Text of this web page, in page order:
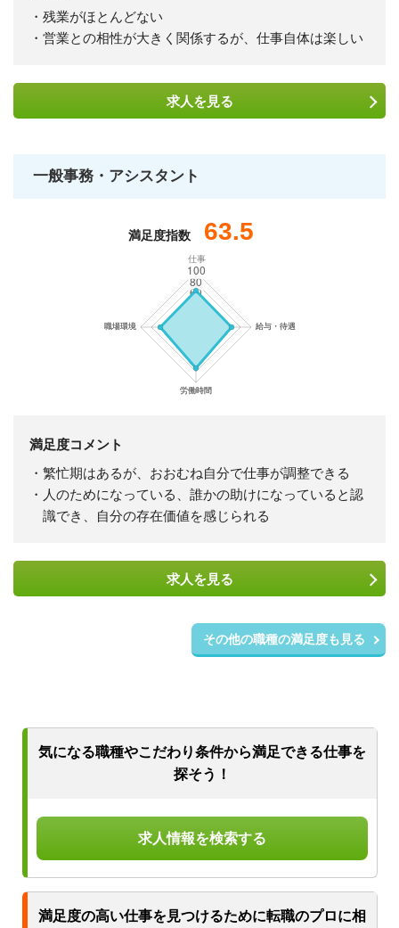
・残業がほとんどない
・営業との相性が大きく関係するが、仕事自体は楽しい
求人を見る
一般事務・アシスタント
満足度指数 63.5
仕事
満足度コメント
・繁忙期はあるが、おおむね自分で仕事が調整できる
・人のためになっている、誰かの助けになっていると認
識でき、自分の存在価値を感じられる
求人を見る
その他の職種の満足度も見る
気になる職種やこだわり条件から満足できる仕事を
探そう！
求人情報を検索する
満足度の高い仕事を見つけるために転職のプロに相